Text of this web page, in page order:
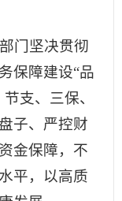
门坚决贯彻
保障建设“品
支、三保、
子、严控财
金保障，不
平，以高质